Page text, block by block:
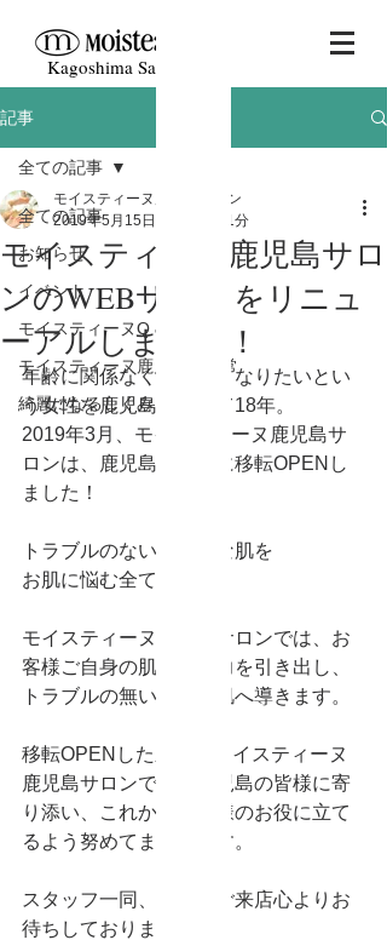
Kagoshima Salon
記事
全ての記事
お知らせ
イベント
モイスティーヌQ & A
モイスティーヌ鹿児島の日常
綺麗になるしくみ
全ての記事
モイスティーヌ鹿児島サロ
ンのWEBサイトをリニュ
ーアルしました！
モイスティーヌ鹿児島サロン
2019年5月15日
読了時間: 1分
年齢に関係なく、美しくなりたいとい
う女性を鹿児島で支えて18年。
2019年3月、モイスティーヌ鹿児島サ
ロンは、鹿児島市武岡に移転OPENし
ました！
トラブルのない魅力的な肌を
お肌に悩む全ての人へ
モイスティーヌ鹿児島サロンでは、お
客様ご自身の肌がもつ力を引き出し、
トラブルの無い上質な肌へ導きます。
移転OPENした新しいモイスティーヌ
鹿児島サロンでは、鹿児島の皆様に寄
り添い、これからも皆様のお役に立て
るよう努めてまいります。
スタッフ一同、皆様のご来店心よりお
待ちしております。